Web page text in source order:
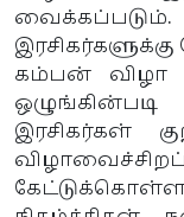
வைக்கப்படும்.
கம்பன் விழா
இரசிகர்கள்